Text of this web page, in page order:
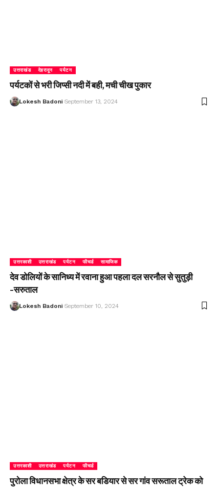
उत्तराखंड देहरादून पर्यटन
पर्यटकों से भरी जिप्सी नदी में बही, मची चीख पुकार
Lokesh Badoni September 13, 2024
उत्तरकाशी उत्तराखंड पर्यटन फीचर्ड सामाजिक
देव डोलियों के सानिध्य में रवाना हुआ पहला दल सरनौल से सुतुड़ी
-सरुताल
Lokesh Badoni September 10, 2024
उत्तरकाशी उत्तराखंड पर्यटन फीचर्ड
पुरोला विधानसभा क्षेत्र के सर बडियार से सर गांव सरूताल ट्रेक को